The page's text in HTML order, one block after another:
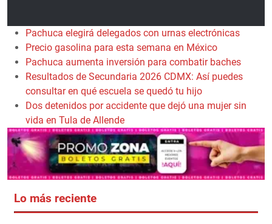
Pachuca elegirá delegados con urnas electrónicas
Precio gasolina para esta semana en México
Pachuca aumenta inversión para combatir baches
Resultados de Secundaria 2026 CDMX: Así puedes
consultar en qué escuela se quedó tu hijo
Dos detenidos por accidente que dejó una mujer sin
vida en Tula de Allende
Lo más reciente